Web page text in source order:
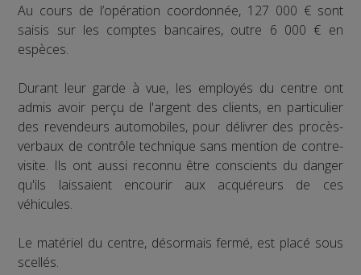
Au cours de l’opération coordonnée, 127 000 € sont
saisis sur les comptes bancaires, outre 6 000 € en
espèces.
Durant leur garde à vue, les employés du centre ont
admis avoir perçu de l'argent des clients, en particulier
des revendeurs automobiles, pour délivrer des procès-
verbaux de contrôle technique sans mention de contre-
visite. Ils ont aussi reconnu être conscients du danger
qu'ils laissaient encourir aux acquéreurs de ces
véhicules.
Le matériel du centre, désormais fermé, est placé sous
scellés.